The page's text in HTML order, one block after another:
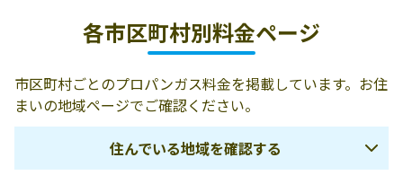
1592-1
パンガス商会
植柳上町746-3
有限会社続プロ
パンガス商会販
売店
869-6105 八代市
坂本町坂本515
0965-45-2303
各市区町村別料金ページ
市区町村ごとのプロパンガス料金を掲載しています。お住
まいの地域ページでご確認ください。
住んでいる地域を確認する